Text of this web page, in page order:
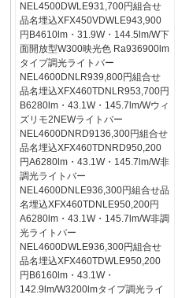
NEL4500DWLE931,700円組合せ
品名埋込XFX450VDWLE943,900
円B4610lm・31.9W・144.5lm/W下
面開放型W300映光色 Ra936900lm
タイプ調光ライトバー
NEL4600DNLR939,800円組合せ
品名埋込XFX460TDNLR953,700円
B6280lm・43.1W・145.7lm/Wウィ
ズリモ2NEWライトバー
NEL4600DNRD9136,300円組合せ
品名埋込XFX460TDNRD950,200
円A6280lm・43.1W・145.7lm/W非
調光ライトバー
NEL4600DNLE936,300円組合せ品
名埋込XFX460TDNLE950,200円
A6280lm・43.1W・145.7lm/W非調
光ライトバー
NEL4600DWLE936,300円組合せ
品名埋込XFX460TDWLE950,200
円B6160lm・43.1W・
142.9lm/W3200lmタイプ調光ライ